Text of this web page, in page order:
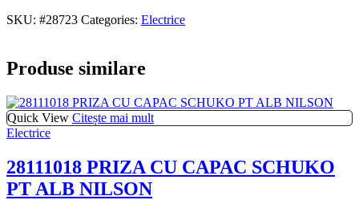
SKU: #28723 Categories: Electrice
Produse similare
Quick View Citește mai mult
Electrice
28111018 PRIZA CU CAPAC SCHUKO
PT ALB NILSON